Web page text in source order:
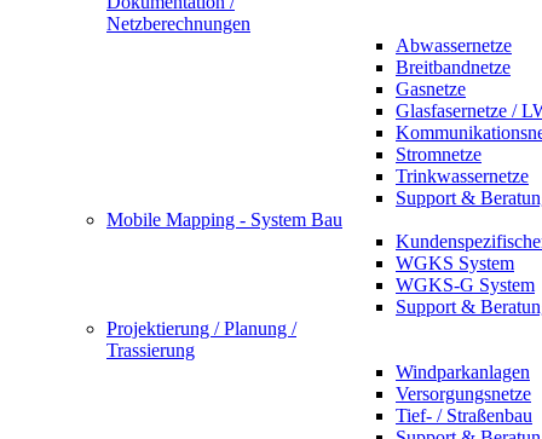
Netzberechnungen
Abwassernetze
Breitbandnetze
Gasnetze
Glasfasernetze /
Stromnetze
Trinkwassernetze
Support &
Mobile Mapping - System Bau
WGKS System
WGKS-G System
Support &
Projektierung / Planung /
Trassierung
Windparkanlagen
Versorgungsnetze
Tief- / Straßenbau